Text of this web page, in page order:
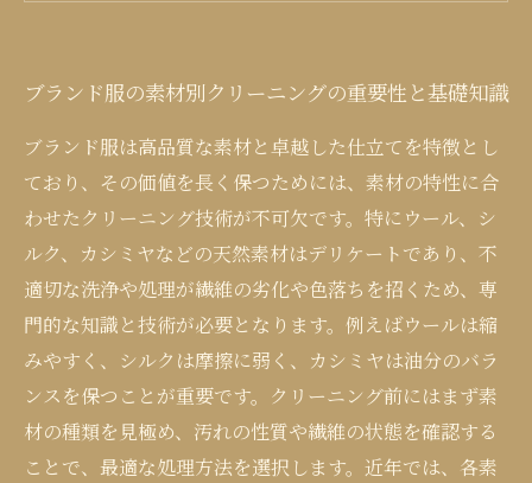
ブランド服の素材別クリーニングの重要性と基礎知識
ブランド服は高品質な素材と卓越した仕立てを特徴とし
ており、その価値を長く保つためには、素材の特性に合
わせたクリーニング技術が不可欠です。特にウール、シ
ルク、カシミヤなどの天然素材はデリケートであり、不
適切な洗浄や処理が繊維の劣化や色落ちを招くため、専
門的な知識と技術が必要となります。例えばウールは縮
みやすく、シルクは摩擦に弱く、カシミヤは油分のバラ
ンスを保つことが重要です。クリーニング前にはまず素
材の種類を見極め、汚れの性質や繊維の状態を確認する
ことで、最適な処理方法を選択します。近年では、各素